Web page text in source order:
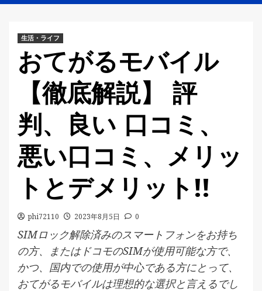
生活・ライフ
おてがるモバイル
【徹底解説】 評
判、良い 口コミ、
悪い口コミ、メリッ
トとデメリット!!
phi72110 2023年8月5日 0
SIMロック解除済みのスマートフォンをお持ち
の方、またはドコモのSIMが使用可能な方で、
かつ、国内での使用が中心である方にとって、
おてがるモバイルは理想的な選択と言えるでし